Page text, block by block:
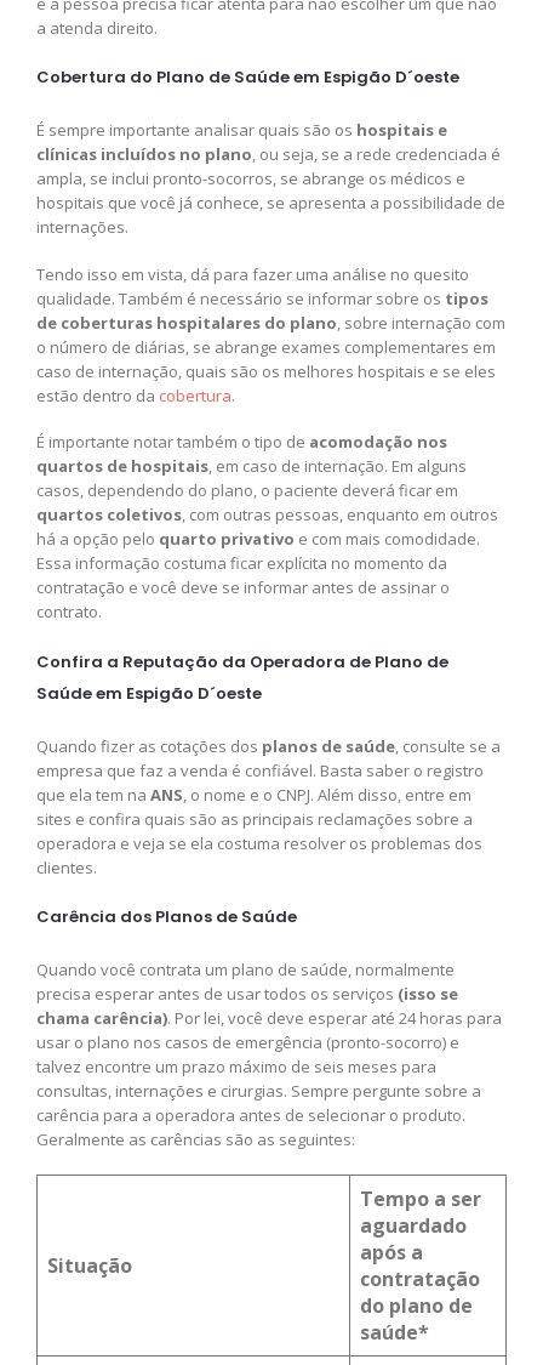
a atenda direito.
Cobertura do Plano de Saúde em Espigão D´oeste
É sempre importante analisar quais são os hospitais e
clínicas incluídos no plano, ou seja, se a rede credenciada é
ampla, se inclui pronto-socorros, se abrange os médicos e
hospitais que você já conhece, se apresenta a possibilidade de
internações.
Tendo isso em vista, dá para fazer uma análise no quesito
qualidade. Também é necessário se informar sobre os tipos
de coberturas hospitalares do plano, sobre internação com
o número de diárias, se abrange exames complementares em
caso de internação, quais são os melhores hospitais e se eles
estão dentro da cobertura.
É importante notar também o tipo de acomodação nos
quartos de hospitais, em caso de internação. Em alguns
casos, dependendo do plano, o paciente deverá ficar em
quartos coletivos, com outras pessoas, enquanto em outros
há a opção pelo quarto privativo e com mais comodidade.
Essa informação costuma ficar explícita no momento da
contratação e você deve se informar antes de assinar o
contrato.
Confira a Reputação da Operadora de Plano de
Saúde em Espigão D´oeste
Quando fizer as cotações dos planos de saúde, consulte se a
empresa que faz a venda é confiável. Basta saber o registro
que ela tem na ANS, o nome e o CNPJ. Além disso, entre em
sites e confira quais são as principais reclamações sobre a
operadora e veja se ela costuma resolver os problemas dos
clientes.
Carência dos Planos de Saúde
Quando você contrata um plano de saúde, normalmente
precisa esperar antes de usar todos os serviços (isso se
chama carência). Por lei, você deve esperar até 24 horas para
usar o plano nos casos de emergência (pronto-socorro) e
talvez encontre um prazo máximo de seis meses para
consultas, internações e cirurgias. Sempre pergunte sobre a
carência para a operadora antes de selecionar o produto.
Geralmente as carências são as seguintes:
Situação
Tempo a ser
aguardado
após a
contratação
do plano de
saúde*